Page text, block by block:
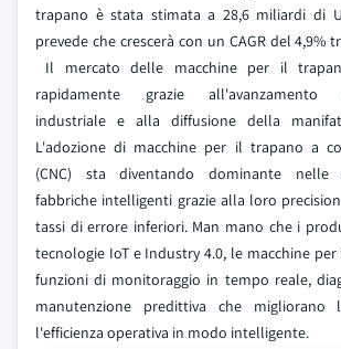
trapano è stata stimata a 28,6 miliardi di
prevede che crescerà con un CAGR del 4,9%
Il mercato delle macchine per il
rapidamente grazie all'avanzamento
industriale e alla diffusione della
L'adozione di macchine per il trapano a
(CNC) sta diventando dominante nelle
fabbriche intelligenti grazie alla loro
tassi di errore inferiori. Man mano che i
tecnologie IoT e Industry 4.0, le macchine
funzioni di monitoraggio in tempo reale,
manutenzione predittiva che
l'efficienza operativa in modo intelligente.